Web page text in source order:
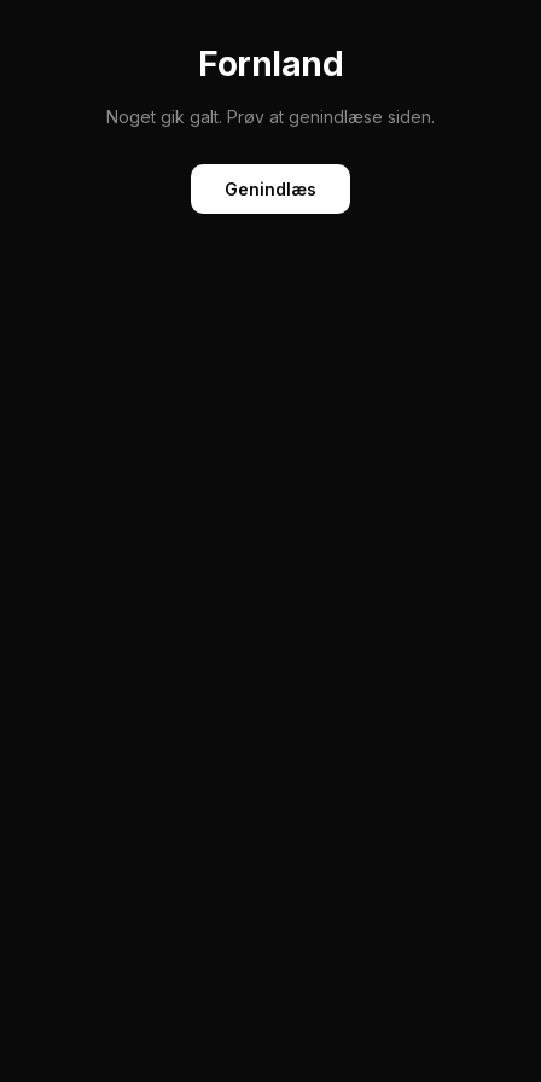
Fornland
Noget gik galt. Prøv at genindlæse siden.
Genindlæs